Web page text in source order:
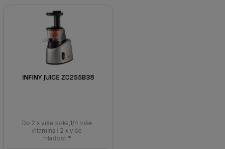
INFINY JUICE ZC255B38
Do 2 x više soka,1/4 više
vitamina i 2 x više
mladosti*